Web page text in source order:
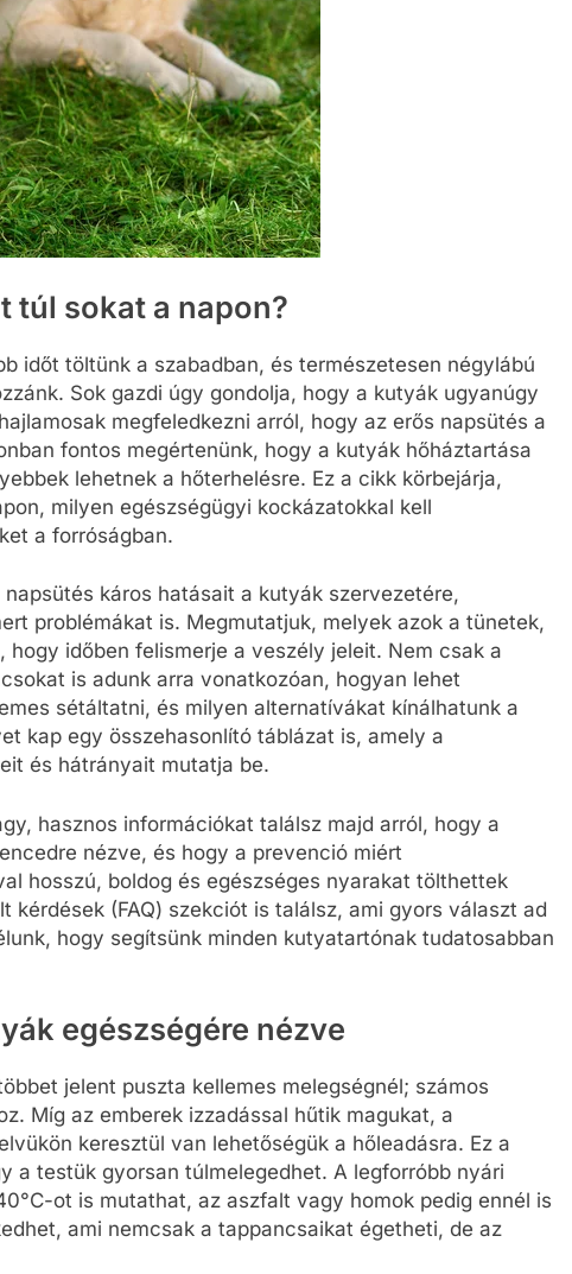
túl sokat a napon?
időt töltünk a szabadban, és természetesen négylábú
Sok gazdi úgy gondolja, hogy a kutyák ugyanúgy
megfeledkezni arról, hogy az erős napsütés a
fontos megértenünk, hogy a kutyák hőháztartása
lehetnek a hőterhelésre. Ez a cikk körbejárja,
milyen egészségügyi kockázatokkal kell
a forróságban.
káros hatásait a kutyák szervezetére,
problémákat is. Megmutatjuk, melyek azok a tünetek,
időben felismerje a veszély jeleit. Nem csak a
is adunk arra vonatkozóan, hogyan lehet
sétáltatni, és milyen alternatívákat kínálhatunk a
kap egy összehasonlító táblázat is, amely a
és hátrányait mutatja be.
hasznos információkat találsz majd arról, hogy a
nézve, és hogy a prevenció miért
hosszú, boldog és egészséges nyarakat tölthettek
(FAQ) szekciót is találsz, ami gyors választ ad
hogy segítsünk minden kutyatartónak tudatosabban
egészségére nézve
jelent puszta kellemes melegségnél; számos
Míg az emberek izzadással hűtik magukat, a
keresztül van lehetőségük a hőleadásra. Ez a
a testük gyorsan túlmelegedhet. A legforróbb nyári
ot is mutathat, az aszfalt vagy homok pedig ennél is
ami nemcsak a tappancsaikat égetheti, de az
NEVEK ORSZÁG SZERINT KUTYA NEVEK
A kutyák és a szokások: Hogyan
építsünk fel egy napi rutint
kutyánknak?
4 Hónap Ezelőtt